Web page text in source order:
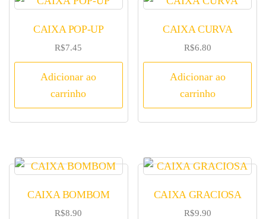
CAIXA POP-UP
R$7.45
Adicionar ao
carrinho
CAIXA CURVA
R$6.80
Adicionar ao
carrinho
CAIXA BOMBOM
R$8.90
CAIXA GRACIOSA
R$9.90